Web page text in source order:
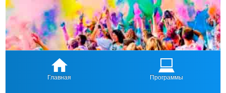
Главная Программы